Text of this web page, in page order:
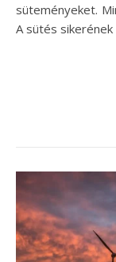
süteményeket.
A sütés